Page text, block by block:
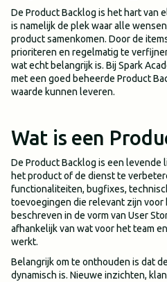
De Product Backlog is het hart van
is namelijk de plek waar alle
product samenkomen. Door de
prioriteren en regelmatig te
wat echt belangrijk is. Bij Spark
met een goed beheerde Product
waarde kunnen leveren.
Wat is een
De Product Backlog is een levende
het product of de dienst te
functionaliteiten, bugfixes,
toevoegingen die relevant zijn voor
beschreven in de vorm van User
afhankelijk van wat voor het team
werkt.
Belangrijk om te onthouden is dat
dynamisch is. Nieuwe inzichten,